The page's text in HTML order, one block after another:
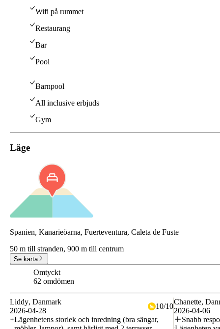
Wifi på rummet
Restaurang
Bar
Pool
Barnpool
All inclusive erbjuds
Gym
Läge
Spanien, Kanarieöarna, Fuerteventura, Caleta de Fuste
50 m till stranden, 900 m till centrum
Se karta
Omtyckt
62 omdömen
Liddy, Danmark
2026-04-28
10/10
Lägenhetens storlek och inredning (bra sängar,
Chanette,
2026-04-06
Snabb